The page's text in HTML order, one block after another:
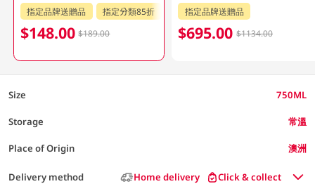
指定品牌送贈品 指定分類85折
$148.00 $189.00
指定品牌送贈品
$695.00 $1134.00
Size 750ML
Storage 常溫
Place of Origin 澳洲
Delivery method Home delivery Click & collect